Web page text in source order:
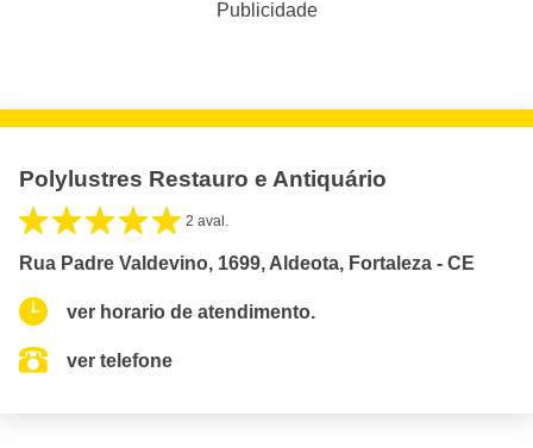
Publicidade
Polylustres Restauro e Antiquário
2 aval.
Rua Padre Valdevino, 1699, Aldeota, Fortaleza - CE
ver horario de atendimento.
ver telefone